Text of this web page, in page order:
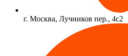
г. Москва, Лучников пер., 4с2